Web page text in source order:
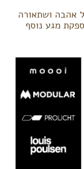
אהבה ושתאורה
מגע נוסף